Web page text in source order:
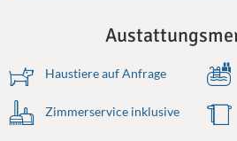
Haustiere auf Anfrage
Zimmerservice inklusive